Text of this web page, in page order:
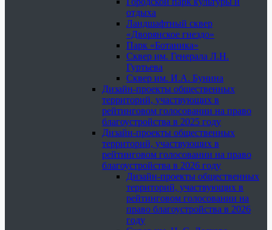
отдыха
Ландшафтный сквер
«Дворянское гнездо»
Парк «Ботаника»
Сквер им. Генерала Л.Н.
Гуртьева
Сквер им. И.А. Бунина
Дизайн-проекты общественных
территорий, участвующих в
рейтинговом голосовании на право
благоустройства в 2025 году
Дизайн-проекты общественных
территорий, участвующих в
рейтинговом голосовании на право
благоустройства в 2026 году
Дизайн-проекты общественных
территорий, участвующих в
рейтинговом голосовании на
право благоустройства в 2026
году